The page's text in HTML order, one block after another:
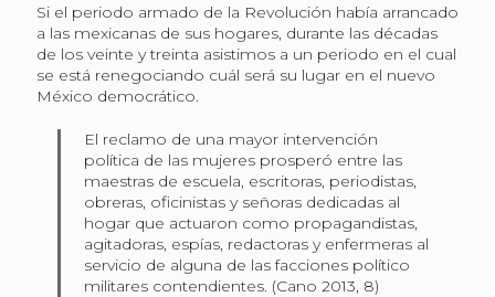
Si el periodo armado de la Revolución había arrancado
a las mexicanas de sus hogares, durante las décadas
de los veinte y treinta asistimos a un periodo en el cual
se está renegociando cuál será su lugar en el nuevo
México democrático.
El reclamo de una mayor intervención
política de las mujeres prosperó entre las
maestras de escuela, escritoras, periodistas,
obreras, oficinistas y señoras dedicadas al
hogar que actuaron como propagandistas,
agitadoras, espías, redactoras y enfermeras al
servicio de alguna de las facciones político
militares contendientes. (Cano 2013, 8)